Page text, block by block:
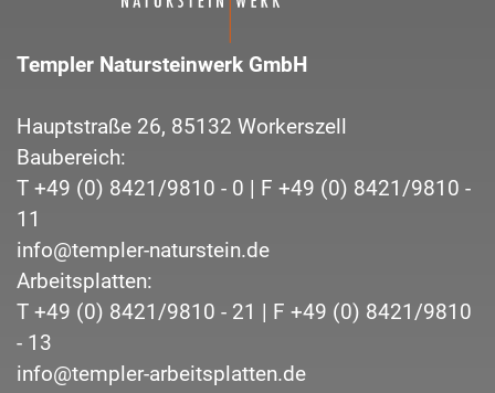
Templer Natursteinwerk GmbH
Hauptstraße 26, 85132 Workerszell
Baubereich:
T +49 (0) 8421/9810 - 0 | F +49 (0) 8421/9810 -
11
info@templer-naturstein.de
Arbeitsplatten:
T +49 (0) 8421/9810 - 21 | F +49 (0) 8421/9810
- 13
info@templer-arbeitsplatten.de